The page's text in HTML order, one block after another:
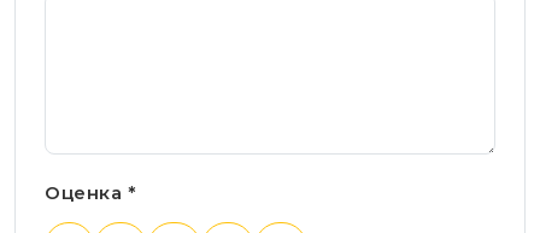
Оценка *